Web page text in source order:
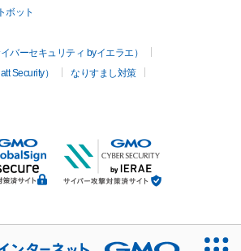
ボット
バーセキュリティ byイエラエ）
Security）
なりすまし対策